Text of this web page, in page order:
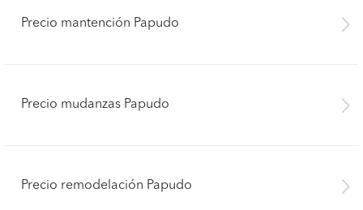
Precio mantención Papudo
Precio mudanzas Papudo
Precio remodelación Papudo